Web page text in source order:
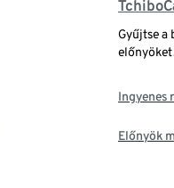
Gyűjtse a
Ingyenes
Előnyök